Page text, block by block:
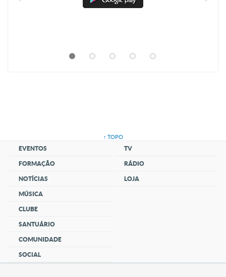
↑ TOPO
EVENTOS
FORMAÇÃO
NOTÍCIAS
MÚSICA
CLUBE
SANTUÁRIO
COMUNIDADE
SOCIAL
TV
RÁDIO
LOJA